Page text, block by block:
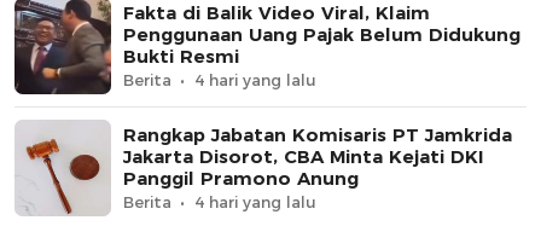
Fakta di Balik Video Viral, Klaim
Penggunaan Uang Pajak Belum Didukung
Bukti Resmi
Berita 4 hari yang lalu
Rangkap Jabatan Komisaris PT Jamkrida
Jakarta Disorot, CBA Minta Kejati DKI
Panggil Pramono Anung
Berita 4 hari yang lalu